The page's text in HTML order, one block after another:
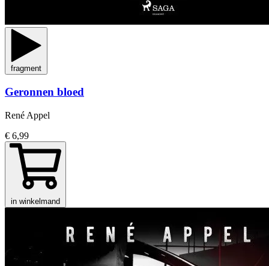
fragment
Geronnen bloed
René Appel
€ 6,99
in winkelmand